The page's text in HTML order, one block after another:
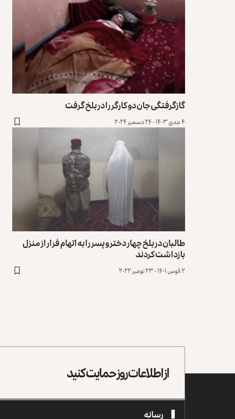
گازگرفتگی جان دو کارگر را در بلخ گرفت
۴ جدی ۱۴۰۳ - ۲۴ دسمبر ۲۰۲۴
طالبان در بلخ چهار دختر و پسر را به اتهام فرار از منزل
بازداشت کردند
۲ قوس ۱۴۰۱ - ۲۳ نومبر ۲۰۲۲
از اطلاعات روز حمایت کنید
رسانه